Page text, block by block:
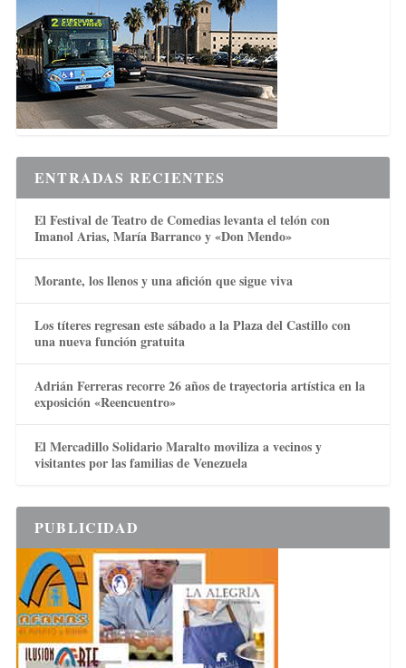
ENTRADAS RECIENTES
El Festival de Teatro de Comedias levanta el telón con
Imanol Arias, María Barranco y «Don Mendo»
Morante, los llenos y una afición que sigue viva
Los títeres regresan este sábado a la Plaza del Castillo con
una nueva función gratuita
Adrián Ferreras recorre 26 años de trayectoria artística en la
exposición «Reencuentro»
El Mercadillo Solidario Maralto moviliza a vecinos y
visitantes por las familias de Venezuela
PUBLICIDAD